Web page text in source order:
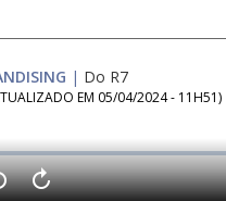
| Do R7
EM 05/04/2024 - 11H51)
A